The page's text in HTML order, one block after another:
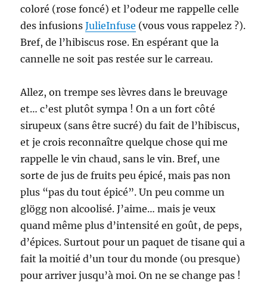
coloré (rose foncé) et l’odeur me rappelle celle
des infusionsJulieInfuse (vous vous rappelez ?).
Bref, de l’hibiscus rose. En espérant que la
cannelle ne soit pas restée sur le carreau.
Allez, on trempe ses lèvres dans le breuvage
et… c’est plutôt sympa ! On a un fort côté
sirupeux (sans être sucré) du fait de l’hibiscus,
et je crois reconnaître quelque chose qui me
rappelle le vin chaud, sans le vin. Bref, une
sorte de jus de fruits peu épicé, mais pas non
plus “pas du tout épicé”. Un peu comme un
glögg non alcoolisé. J’aime… mais je veux
quand même plus d’intensité en goût, de peps,
d’épices. Surtout pour un paquet de tisane qui a
fait la moitié d’un tour du monde (ou presque)
pour arriver jusqu’à moi. On ne se change pas !